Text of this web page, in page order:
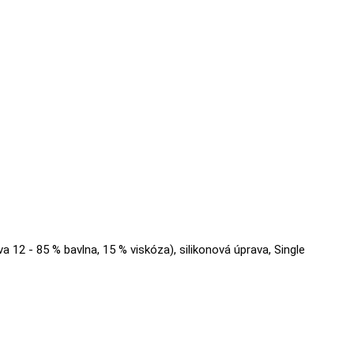
12 - 85 % bavlna, 15 % viskóza), silikonová úprava, Single